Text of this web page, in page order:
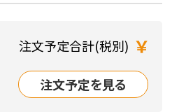
注文予定合計(税別) ￥
注文予定を見る